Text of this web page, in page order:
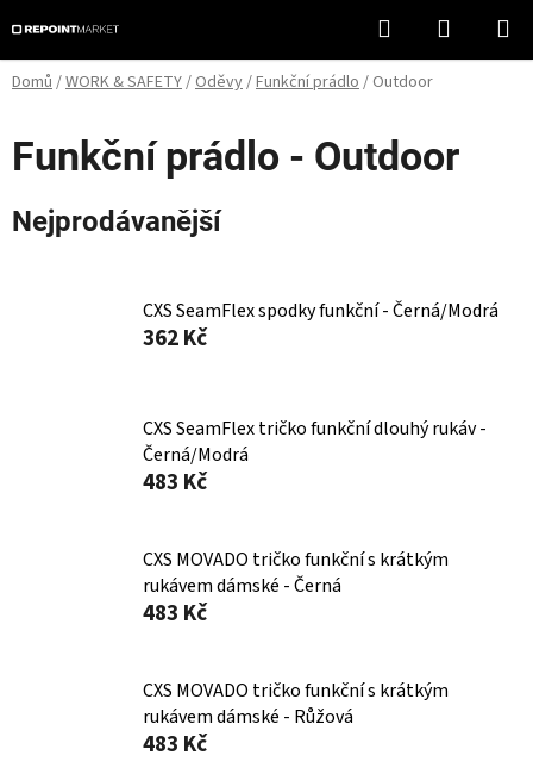
na
obsah
Hledat
KOŠÍK
Domů/WORK & SAFETY/Oděvy/Funkční prádlo/ Outdoor
Funkční prádlo - Outdoor
Nejprodávanější
CXS SeamFlex spodky funkční - Černá/Modrá
362 Kč
CXS SeamFlex tričko funkční dlouhý rukáv -
Černá/Modrá
483 Kč
CXS MOVADO tričko funkční s krátkým
rukávem dámské - Černá
483 Kč
CXS MOVADO tričko funkční s krátkým
rukávem dámské - Růžová
483 Kč